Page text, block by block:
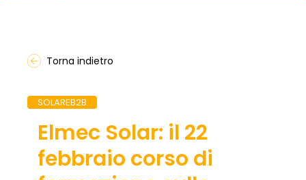
Torna indietro
SOLAREB2B
Elmec Solar: il 22
febbraio corso di